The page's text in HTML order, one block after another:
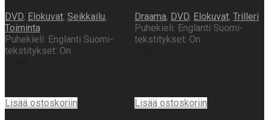
DVD, Elokuvat, Seikkailu,
Toiminta
Puhekieli: Englanti Suomi-
tekstitykset: On
Draama, DVD, Elokuvat, Trilleri
Puhekieli: Englanti Suomi-
tekstitykset: On
Lisää ostoskoriin Lisää ostoskoriin